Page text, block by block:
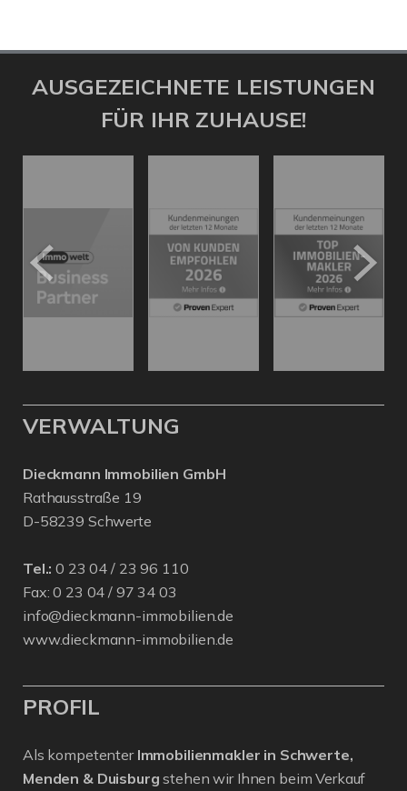
AUSGEZEICHNETE LEISTUNGEN
FÜR IHR ZUHAUSE!
VERWALTUNG
Dieckmann Immobilien GmbH
Rathausstraße 19
D-58239 Schwerte
Tel.: 0 23 04 / 23 96 110
Fax: 0 23 04 / 97 34 03
info@dieckmann-immobilien.de
www.dieckmann-immobilien.de
PROFIL
Als kompetenter Immobilienmakler in Schwerte,
Menden & Duisburg stehen wir Ihnen beim Verkauf